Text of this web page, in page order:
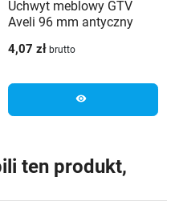
Uchwyt meblowy GTV
Aveli 96 mm antyczny
4,07 zł brutto
visibility
ten produkt,